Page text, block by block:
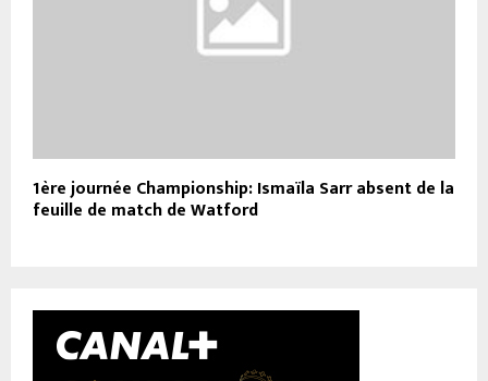
1ère journée Championship: Ismaïla Sarr absent de la
feuille de match de Watford